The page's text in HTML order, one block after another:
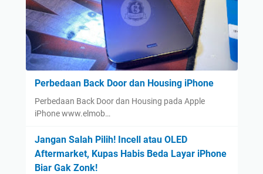
Perbedaan Back Door dan Housing iPhone
Perbedaan Back Door dan Housing pada Apple
iPhone www.elmob…
Jangan Salah Pilih! Incell atau OLED
Aftermarket, Kupas Habis Beda Layar iPhone
Biar Gak Zonk!